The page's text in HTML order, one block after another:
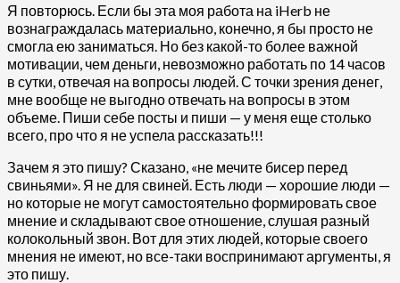
Я повторюсь. Если бы эта моя работа на iHerb не
вознаграждалась материально, конечно, я бы просто не
смогла ею заниматься. Но без какой-то более важной
мотивации, чем деньги, невозможно работать по 14 часов
в сутки, отвечая на вопросы людей. С точки зрения денег,
мне вообще не выгодно отвечать на вопросы в этом
объеме. Пиши себе посты и пиши — у меня еще столько
всего, про что я не успела рассказать!!!
Зачем я это пишу? Сказано, «не мечите бисер перед
свиньями». Я не для свиней. Есть люди — хорошие люди —
но которые не могут самостоятельно формировать свое
мнение и складывают свое отношение, слушая разный
колокольный звон. Вот для этих людей, которые своего
мнения не имеют, но все-таки воспринимают аргументы, я
это пишу.